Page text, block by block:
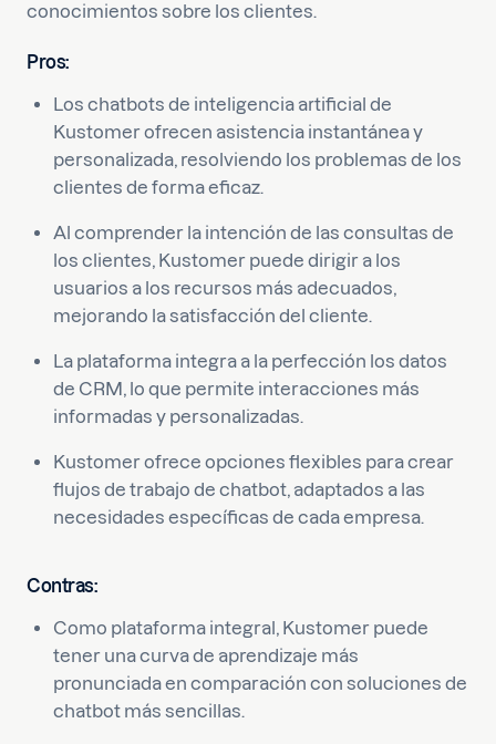
conocimientos sobre los clientes.
Pros:
Los chatbots de inteligencia artificial de
Kustomer ofrecen asistencia instantánea y
personalizada, resolviendo los problemas de los
clientes de forma eficaz.
Al comprender la intención de las consultas de
los clientes, Kustomer puede dirigir a los
usuarios a los recursos más adecuados,
mejorando la satisfacción del cliente.
La plataforma integra a la perfección los datos
de CRM, lo que permite interacciones más
informadas y personalizadas.
Kustomer ofrece opciones flexibles para crear
flujos de trabajo de chatbot, adaptados a las
necesidades específicas de cada empresa.
Contras:
Como plataforma integral, Kustomer puede
tener una curva de aprendizaje más
pronunciada en comparación con soluciones de
chatbot más sencillas.